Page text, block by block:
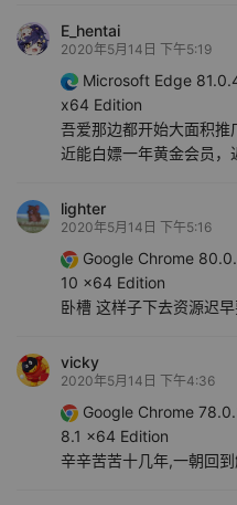
E_hentai
2020年5月14日 下午5:19
Microsoft Edge
x64 Edition
吾爱那边都开始大面积
近能白嫖一年黄金会员，
lighter
2020年5月14日 下午5:16
Google Chrome
10 x64 Edition
卧槽 这样子下去资源迟
vicky
2020年5月14日 下午4:36
Google Chrome
8.1 x64 Edition
辛辛苦苦十几年,一朝回